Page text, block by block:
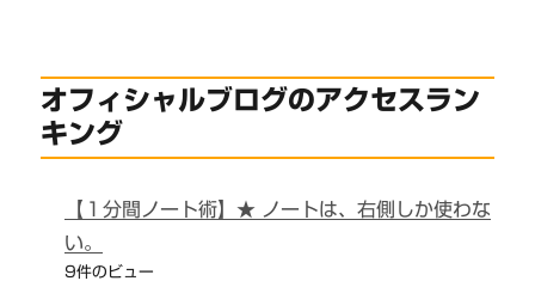
オフィシャルブログのアクセスラン
キング
【１分間ノート術】★ ノートは、右側しか使わな
い。
9件のビュー